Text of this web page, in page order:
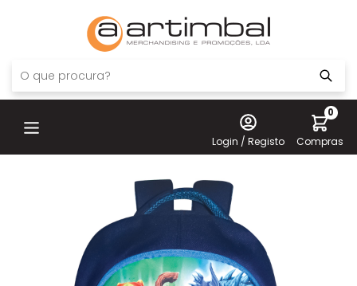
Login / Registo
0
Compras